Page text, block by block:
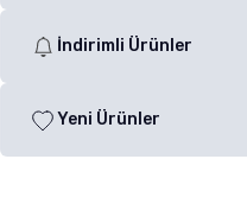
İndirimli Ürünler
Yeni Ürünler